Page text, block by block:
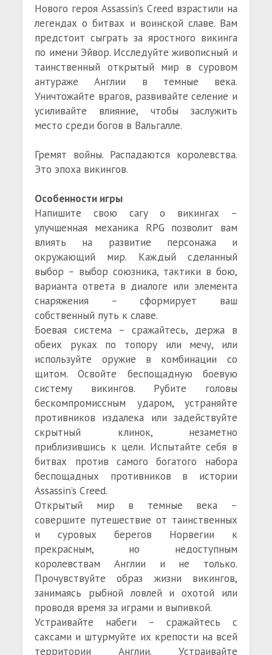
Нового героя Assassin’s Creed взрастили на
легендах о битвах и воинской славе. Вам
предстоит сыграть за яростного викинга
по имени Эйвор. Исследуйте живописный и
таинственный открытый мир в суровом
антураже Англии в темные века.
Уничтожайте врагов, развивайте селение и
усиливайте влияние, чтобы заслужить
место среди богов в Вальгалле.
Гремят войны. Распадаются королевства.
Это эпоха викингов.
Особенности игры
Напишите свою сагу о викингах –
улучшенная механика RPG позволит вам
влиять на развитие персонажа и
окружающий мир. Каждый сделанный
выбор – выбор союзника, тактики в бою,
варианта ответа в диалоге или элемента
снаряжения – сформирует ваш
собственный путь к славе.
Боевая система – сражайтесь, держа в
обеих руках по топору или мечу, или
используйте оружие в комбинации со
щитом. Освойте беспощадную боевую
систему викингов. Рубите головы
бескомпромиссным ударом, устраняйте
противников издалека или задействуйте
скрытный клинок, незаметно
приблизившись к цели. Испытайте себя в
битвах против самого богатого набора
беспощадных противников в истории
Assassin’s Creed.
Открытый мир в темные века –
совершите путешествие от таинственных
и суровых берегов Норвегии к
прекрасным, но недоступным
королевствам Англии и не только.
Прочувствуйте образ жизни викингов,
занимаясь рыбной ловлей и охотой или
проводя время за играми и выпивкой.
Устраивайте набеги – сражайтесь с
саксами и штурмуйте их крепости на всей
территории Англии. Устраивайте